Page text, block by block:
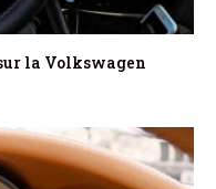
la Volkswagen